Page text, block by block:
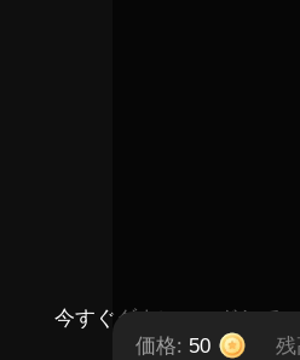
価格: 50
今すぐダウンロードして
ショートドラマ